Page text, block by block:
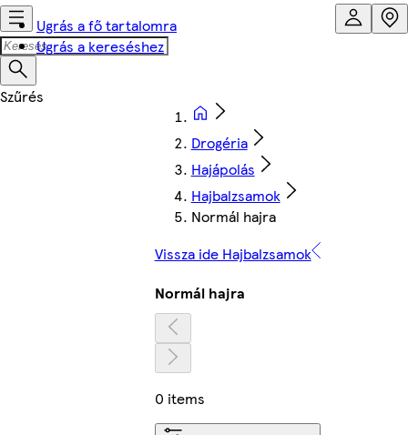
Ugrás a fő tartalomra
Ugrás a kereséshez
Drogéria
Hajápolás
Hajbalzsamok
Normál hajra
Vissza ide Hajbalzsamok
Normál hajra
0 items